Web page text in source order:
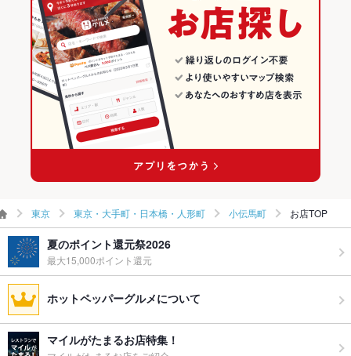
ウェディン
グパーティ
ー二次会
－
お祝い・サ
プライズ対
可
※ケーキ等の持ち込みは可能でございます。事前にお問い合わせ
ください。
東京・大手町・日本橋・人形町 × 創作
小伝馬町駅 × 居酒屋
小伝馬町駅 × 創作
東京 × 居酒屋
東京 × 創作
小伝馬町のグルメランキング
東京 東京・大手町・日本橋・人形町 小伝馬町 お店TOP
夏のポイント還元祭2026
最大15,000ポイント還元
ホットペッパーグルメについて
マイルがたまるお店特集！